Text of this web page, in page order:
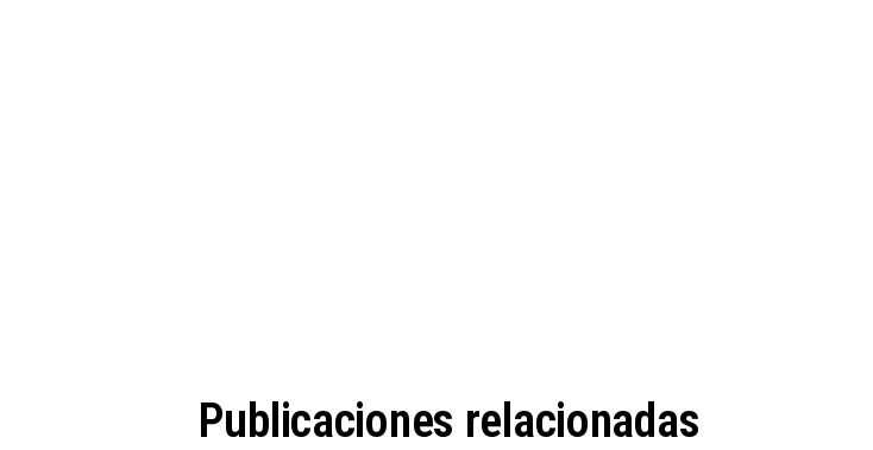
Publicaciones relacionadas